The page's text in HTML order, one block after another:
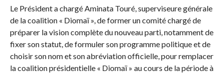
Le Président a chargé Aminata Touré, superviseure générale
de la coalition « Diomaï », de former un comité chargé de
préparer la vision complète du nouveau parti, notamment de
fixer son statut, de formuler son programme politique et de
choisir son nom et son abréviation officielle, pour remplacer
la coalition présidentielle « Diomaï » au cours de la période à